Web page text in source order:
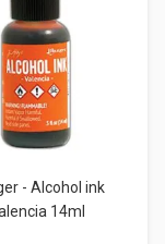
- Alcohol ink
14ml